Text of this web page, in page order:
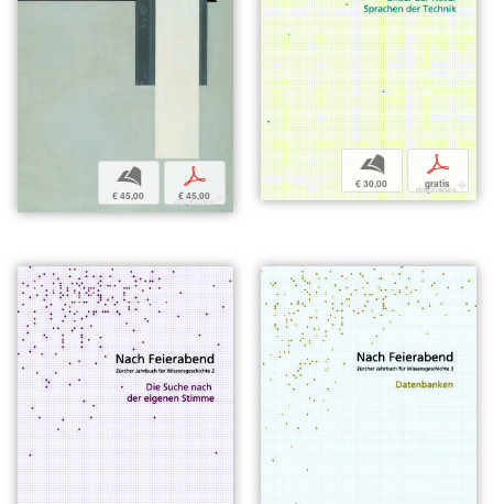
b
€ 45,00
p
€ 45,00
b
€ 30,00
p
gratis